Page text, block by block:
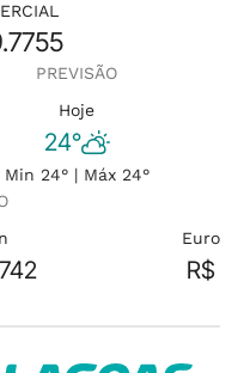
PREVISÃO
Hoje
24°
Min 24° | Máx 24°
Euro
R$